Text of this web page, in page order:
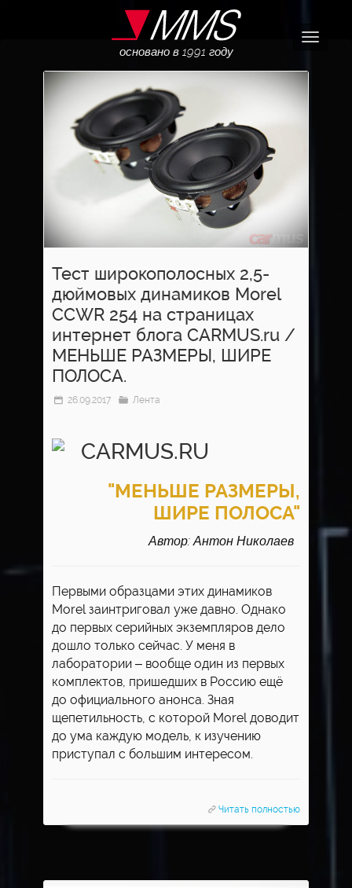
основано в 1991 году
Тест широкополосных 2,5-
дюймовых динамиков Morel
CCWR 254 на страницах
интернет блога CARMUS.ru /
МЕНЬШЕ РАЗМЕРЫ, ШИРЕ
ПОЛОСА.
26.09.2017 Лента
"МЕНЬШЕ РАЗМЕРЫ,
ШИРЕ ПОЛОСА"
Автор: Антон Николаев
Первыми образцами этих динамиков
Morel заинтриговал уже давно. Однако
до первых серийных экземпляров дело
дошло только сейчас. У меня в
лаборатории – вообще один из первых
комплектов, пришедших в Россию ещё
до официального анонса. Зная
щепетильность, с которой Morel доводит
до ума каждую модель, к изучению
приступал с большим интересом.
Читать полностью